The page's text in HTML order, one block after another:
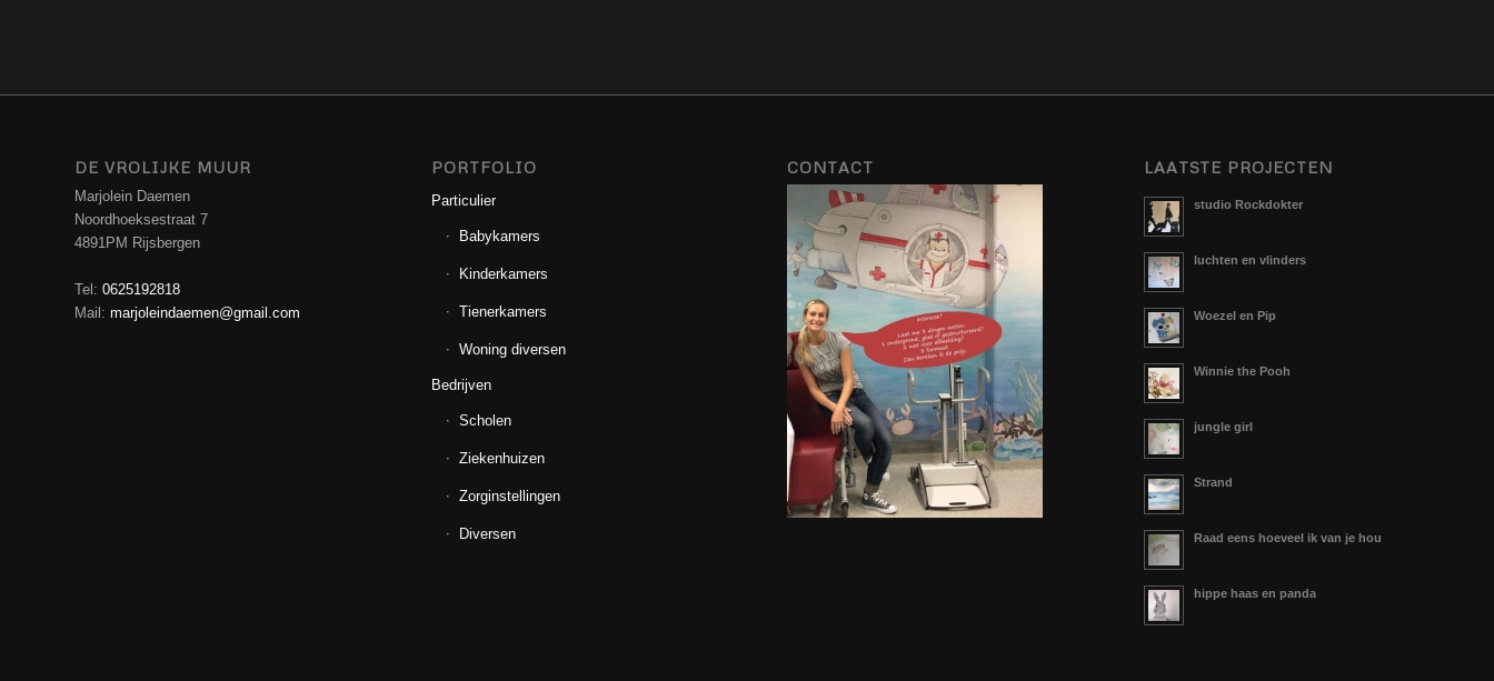
DE VROLIJKE MUUR
Marjolein Daemen
Noordhoeksestraat 7
4891PM Rijsbergen
Tel: 0625192818
Mail: marjoleindaemen@gmail.com
PORTFOLIO
Particulier
Babykamers
Kinderkamers
Tienerkamers
Woning diversen
Bedrijven
Scholen
Ziekenhuizen
Zorginstellingen
Diversen
CONTACT LAATSTE PROJECTEN
studio Rockdokter
luchten en vlinders
Woezel en Pip
Winnie the Pooh
jungle girl
Strand
Raad eens hoeveel ik van je hou
hippe haas en panda